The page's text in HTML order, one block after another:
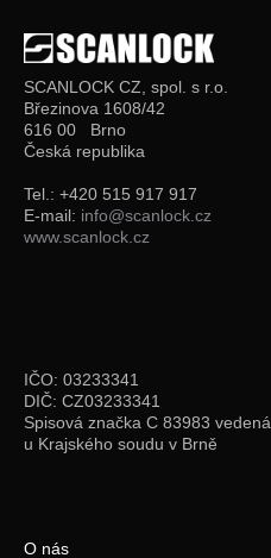
SCANLOCK CZ, spol. s r.o.
Březinova 1608/42
616 00 Brno
Česká republika
Tel.: +420 515 917 917
E-mail: info@scanlock.cz
www.scanlock.cz
IČO: 03233341
DIČ: CZ03233341
Spisová značka C 83983 vedená
u Krajského soudu v Brně
O nás